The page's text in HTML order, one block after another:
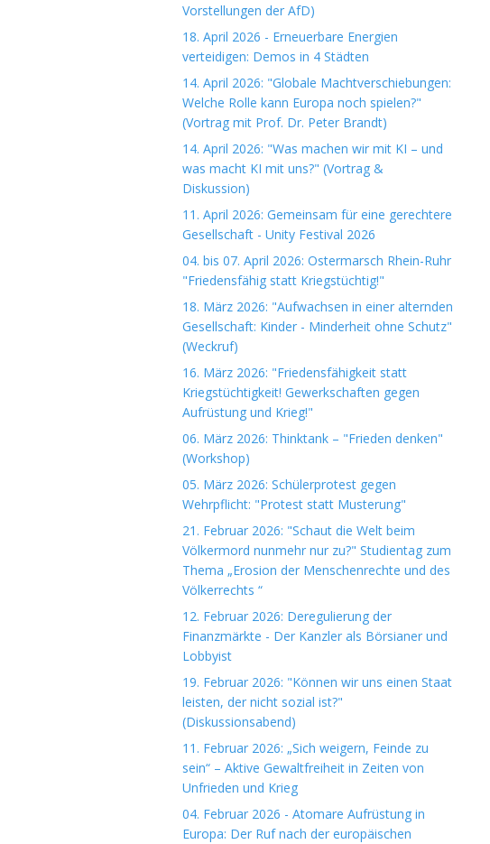
Vorstellungen der AfD)
18. April 2026 - Erneuerbare Energien
verteidigen: Demos in 4 Städten
14. April 2026: "Globale Machtverschiebungen:
Welche Rolle kann Europa noch spielen?"
(Vortrag mit Prof. Dr. Peter Brandt)
14. April 2026: "Was machen wir mit KI – und
was macht KI mit uns?" (Vortrag &
Diskussion)
11. April 2026: Gemeinsam für eine gerechtere
Gesellschaft - Unity Festival 2026
04. bis 07. April 2026: Ostermarsch Rhein-Ruhr
"Friedensfähig statt Kriegstüchtig!"
18. März 2026: "Aufwachsen in einer alternden
Gesellschaft: Kinder - Minderheit ohne Schutz"
(Weckruf)
16. März 2026: "Friedensfähigkeit statt
Kriegstüchtigkeit! Gewerkschaften gegen
Aufrüstung und Krieg!"
06. März 2026: Thinktank – "Frieden denken"
(Workshop)
05. März 2026: Schülerprotest gegen
Wehrpflicht: "Protest statt Musterung"
21. Februar 2026: "Schaut die Welt beim
Völkermord nunmehr nur zu?" Studientag zum
Thema „Erosion der Menschenrechte und des
Völkerrechts “
12. Februar 2026: Deregulierung der
Finanzmärkte - Der Kanzler als Börsianer und
Lobbyist
19. Februar 2026: "Können wir uns einen Staat
leisten, der nicht sozial ist?"
(Diskussionsabend)
11. Februar 2026: „Sich weigern, Feinde zu
sein“ – Aktive Gewaltfreiheit in Zeiten von
Unfrieden und Krieg
04. Februar 2026 - Atomare Aufrüstung in
Europa: Der Ruf nach der europäischen